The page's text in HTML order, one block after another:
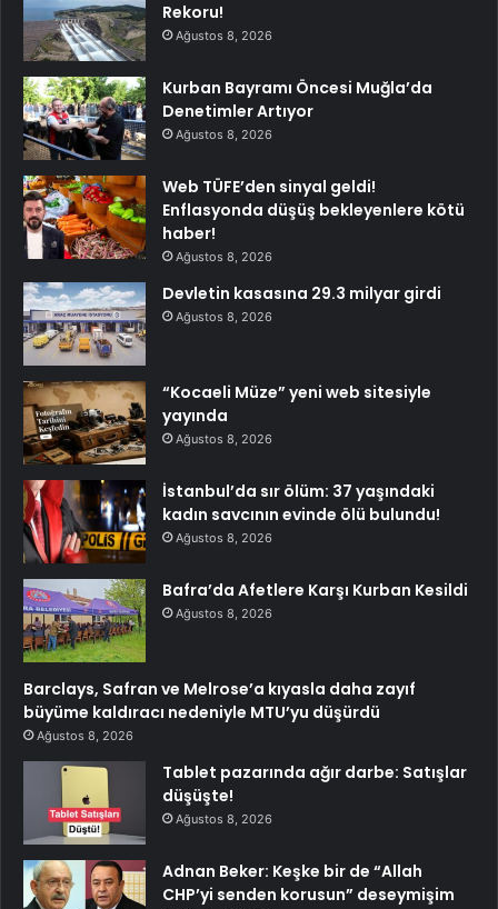
Rekoru!
Ağustos 8, 2026
Kurban Bayramı Öncesi Muğla’da
Denetimler Artıyor
Ağustos 8, 2026
Web TÜFE’den sinyal geldi!
Enflasyonda düşüş bekleyenlere kötü
haber!
Ağustos 8, 2026
Devletin kasasına 29.3 milyar girdi
Ağustos 8, 2026
“Kocaeli Müze” yeni web sitesiyle
yayında
Ağustos 8, 2026
İstanbul’da sır ölüm: 37 yaşındaki
kadın savcının evinde ölü bulundu!
Ağustos 8, 2026
Bafra’da Afetlere Karşı Kurban Kesildi
Ağustos 8, 2026
Barclays, Safran ve Melrose’a kıyasla daha zayıf
büyüme kaldıracı nedeniyle MTU’yu düşürdü
Ağustos 8, 2026
Tablet pazarında ağır darbe: Satışlar
düşüşte!
Ağustos 8, 2026
Adnan Beker: Keşke bir de “Allah
CHP’yi senden korusun” deseymişim